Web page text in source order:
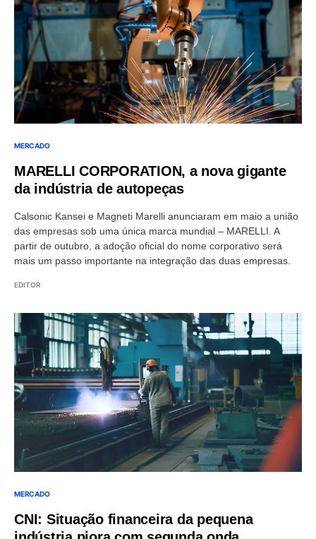
MERCADO
MARELLI CORPORATION, a nova gigante
da indústria de autopeças
Calsonic Kansei e Magneti Marelli anunciaram em maio a união
das empresas sob uma única marca mundial – MARELLI. A
partir de outubro, a adoção oficial do nome corporativo será
mais um passo importante na integração das duas empresas.
EDITOR
MERCADO
CNI: Situação financeira da pequena